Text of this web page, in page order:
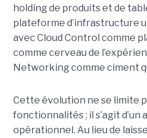
holding de produits et de
plateforme d’infrastructure
avec Cloud Control comme
comme cerveau de
Networking comme ciment
Cette évolution ne se limite
fonctionnalités ; il s’agit d’un
opérationnel. Au lieu de